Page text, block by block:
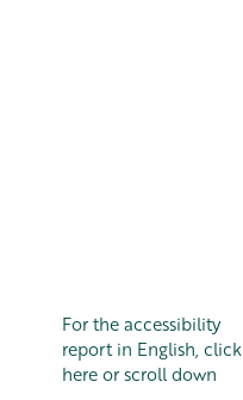
For the accessibility
report in English, click
here or scroll down